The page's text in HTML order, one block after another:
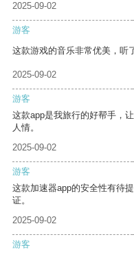
2025-09-02
游客
这款游戏的音乐非常优美，听
2025-09-02
游客
这款app是我旅行的好帮手，
人情。
2025-09-02
游客
这款加速器app的安全性有待
证。
2025-09-02
游客